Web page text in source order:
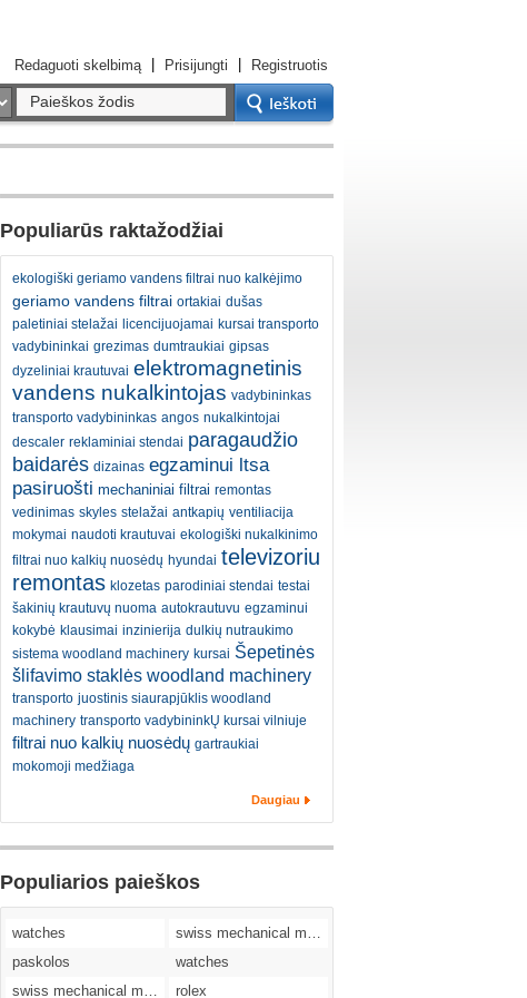
Redaguoti skelbimą Prisijungti Registruotis
Populiarūs raktažodžiai
ekologiški geriamo vandens filtrai nuo kalkėjimo
geriamo vandens filtrai ortakiai dušas
paletiniai stelažai licencijuojamai kursai transporto
vadybininkai grezimas dumtraukiai gipsas
dyzeliniai krautuvai elektromagnetinis
vandens nukalkintojas vadybininkas
transporto vadybininkas angos nukalkintojai
descaler reklaminiai stendai paragaudžio
baidarės dizainas egzaminui ltsa
pasiruošti mechaniniai filtrai remontas
vedinimas skyles stelažai antkapių ventiliacija
mokymai naudoti krautuvai ekologiški nukalkinimo
filtrai nuo kalkių nuosėdų hyundai televizoriu
remontas klozetas parodiniai stendai testai
šakinių krautuvų nuoma autokrautuvu egzaminui
kokybė klausimai inzinierija dulkių nutraukimo
sistema woodland machinery kursai Šepetinės
šlifavimo staklės woodland machinery
transporto juostinis siaurapjūklis woodland
machinery transporto vadybininkŲ kursai vilniuje
filtrai nuo kalkių nuosėdų gartraukiai
mokomoji medžiaga
Daugiau
Populiarios paieškos
watches
swiss mechanical movement replica watches
paskolos
watches
swiss mechanical movement replica watches
rolex